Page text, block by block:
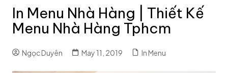
In Menu Nhà Hàng | Thiết Kế
Menu Nhà Hàng Tphcm
Ngọc Duyên May 11, 2019 In Menu